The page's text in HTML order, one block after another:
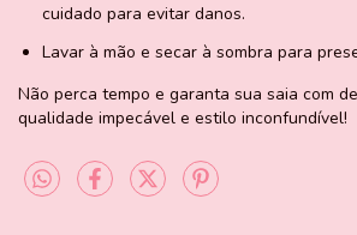
cuidado para evitar danos.
Lavar à mão e secar à sombra para
Não perca tempo e garanta sua saia com
qualidade impecável e estilo inconfundível!